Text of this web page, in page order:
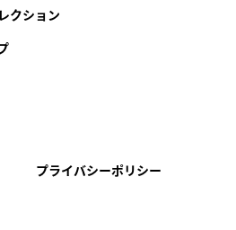
クション
プライバシーポリシー